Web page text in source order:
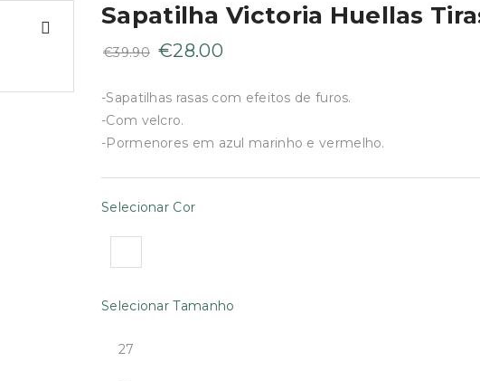
Sapatilha Victoria Huellas
€39.90 O
original
era:
€39.90.
€28.00
atual
€28.00.
-Sapatilhas rasas com efeitos de furos.
-Com velcro.
-Pormenores em azul marinho e vermelho.
Selecionar Cor
Selecionar Tamanho
27